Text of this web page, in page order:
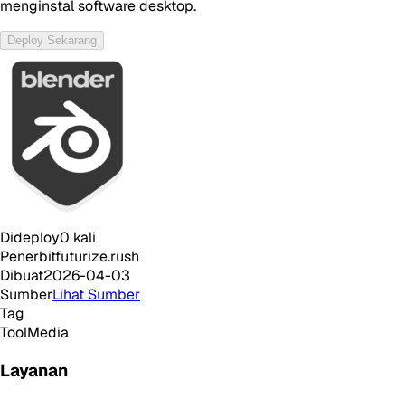
menginstal software desktop.
Deploy Sekarang
Dideploy0 kali
Penerbitfuturize.rush
Dibuat2026-04-03
SumberLihat Sumber
Tag
ToolMedia
Layanan